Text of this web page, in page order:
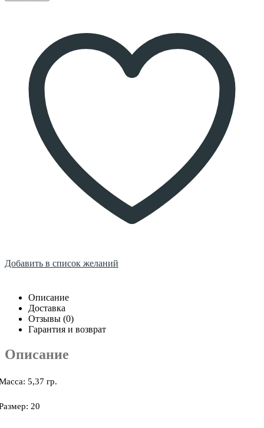
Добавить в список желаний
Описание
Доставка
Отзывы (0)
Гарантия и возврат
Описание
5,37 гр.
20